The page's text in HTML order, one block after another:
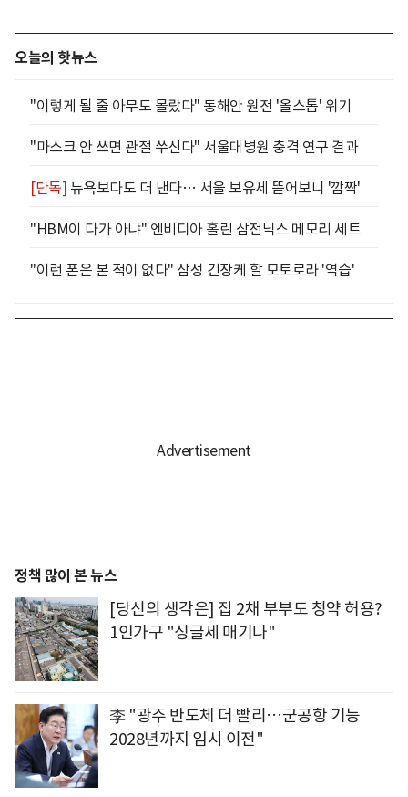
오늘의 핫뉴스
"이렇게 될 줄 아무도 몰랐다" 동해안 원전 '올스톱' 위기
"마스크 안 쓰면 관절 쑤신다" 서울대병원 충격 연구 결과
[단독] 뉴욕보다도 더 낸다… 서울 보유세 뜯어보니 '깜짝'
"HBM이 다가 아냐" 엔비디아 홀린 삼전닉스 메모리 세트
"이런 폰은 본 적이 없다" 삼성 긴장케 할 모토로라 '역습'
정책 많이 본 뉴스
[당신의 생각은] 집 2채 부부도 청약 허용?
1인가구 "싱글세 매기나"
李 "광주 반도체 더 빨리…군공항 기능
2028년까지 임시 이전"